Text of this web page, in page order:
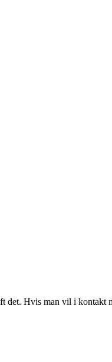
Hvis man vil i kontakt